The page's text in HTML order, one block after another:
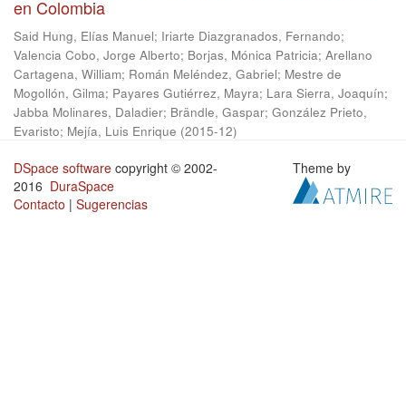
en Colombia
Said Hung, Elías Manuel; Iriarte Diazgranados, Fernando;
Valencia Cobo, Jorge Alberto; Borjas, Mónica Patricia; Arellano
Cartagena, William; Román Meléndez, Gabriel; Mestre de
Mogollón, Gilma; Payares Gutiérrez, Mayra; Lara Sierra, Joaquín;
Jabba Molinares, Daladier; Brändle, Gaspar; González Prieto,
Evaristo; Mejía, Luis Enrique (2015-12)
DSpace software copyright © 2002-
2016 DuraSpace
Contacto | Sugerencias
Theme by